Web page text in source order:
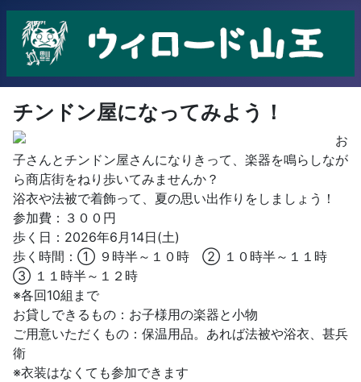
チンドン屋になってみよう！
お
子さんとチンドン屋さんになりきって、楽器を鳴らしなが
ら商店街をねり歩いてみませんか？
浴衣や法被で着飾って、夏の思い出作りをしましょう！
参加費：３００円
歩く日：2026年6月14日(土)
歩く時間：① ９時半～１０時 ② １０時半～１１時
③ １１時半～１２時
※各回10組まで
お貸しできるもの：お子様用の楽器と小物
ご用意いただくもの：保温用品。あれば法被や浴衣、甚兵
衛
※衣装はなくても参加できます